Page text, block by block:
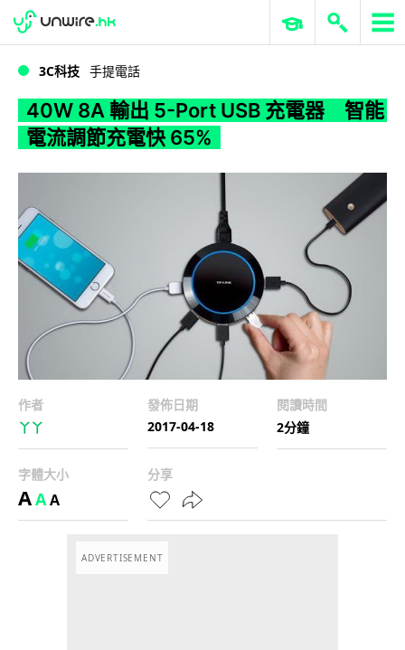
WWDC 2026 ERP 與商業 AI
3C科技 手提電話
40W 8A 輸出 5-Port USB 充電器 智能
電流調節充電快 65%
作者
丫丫
發佈日期
2017-04-18
閱讀時間
2分鐘
字體大小
AAA
分享
ADVERTISEMENT